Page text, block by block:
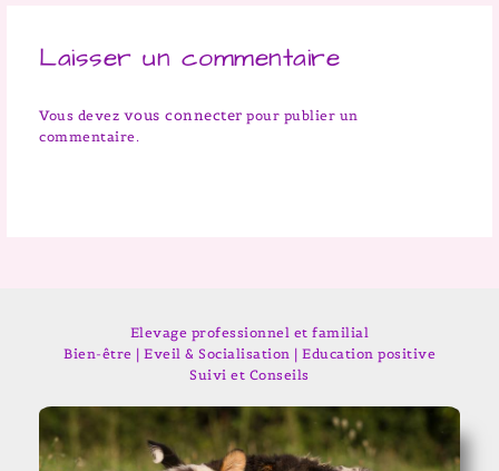
Laisser un commentaire
Vous devez vous connecter pour publier un
commentaire.
Elevage professionnel et familial
Bien-être | Eveil & Socialisation | Education positive
Suivi et Conseils